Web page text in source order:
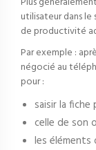
utilisateur dans le
de productivité
Par exemple :
négocié au
pour :
saisir la
celle de son
les éléments